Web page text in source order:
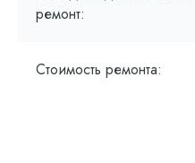
ремонт:
Стоимость ремонта: